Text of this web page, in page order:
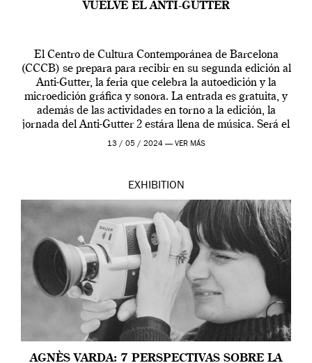
VUELVE EL ANTI-GUTTER
El Centro de Cultura Contemporánea de Barcelona
(CCCB) se prepara para recibir en su segunda edición al
Anti-Gutter, la feria que celebra la autoedición y la
microedición gráfica y sonora. La entrada es gratuita, y
además de las actividades en torno a la edición, la
jornada del Anti-Gutter 2 estára llena de música. Será el
[…]
13 / 05 / 2024 — VER MÁS
EXHIBITION
AGNÈS VARDA: 7 PERSPECTIVAS SOBRE LA